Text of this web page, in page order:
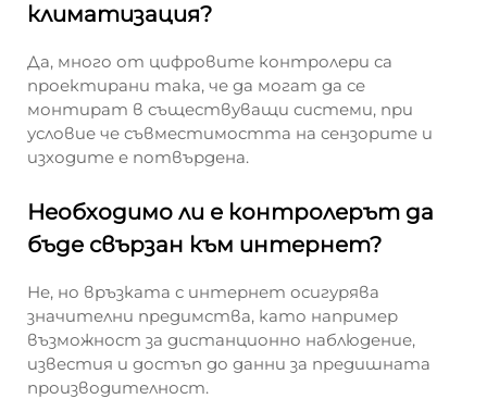
климатизация?
Да, много от цифровите контролери са
проектирани така, че да могат да се
монтират в съществуващи системи, при
условие че съвместимостта на сензорите и
изходите е потвърдена.
Необходимо ли е контролерът да
бъде свързан към интернет?
Не, но връзката с интернет осигурява
значителни предимства, като например
възможност за дистанционно наблюдение,
известия и достъп до данни за предишната
производителност.